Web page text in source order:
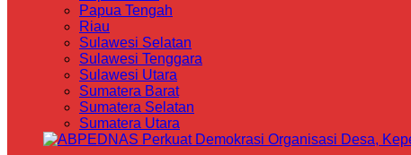
Papua Tengah
Riau
Sulawesi Selatan
Sulawesi Tenggara
Sulawesi Utara
Sumatera Barat
Sumatera Selatan
Sumatera Utara